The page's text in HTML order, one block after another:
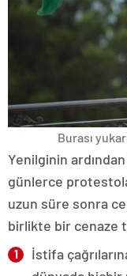
Burası
Yenilginin
günlerce
uzun süre sonra
birlikte bir cenaze
İstifa